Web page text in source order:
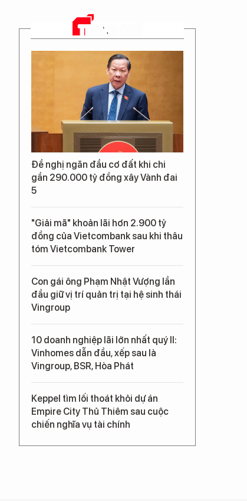
TRANG CHỦ
Đề nghị ngăn đầu cơ đất khi chi
gần 290.000 tỷ đồng xây Vành đai
5
"Giải mã" khoản lãi hơn 2.900 tỷ
đồng của Vietcombank sau khi thâu
tóm Vietcombank Tower
Con gái ông Phạm Nhật Vượng lần
đầu giữ vị trí quản trị tại hệ sinh thái
Vingroup
10 doanh nghiệp lãi lớn nhất quý II:
Vinhomes dẫn đầu, xếp sau là
Vingroup, BSR, Hòa Phát
Keppel tìm lối thoát khỏi dự án
Empire City Thủ Thiêm sau cuộc
chiến nghĩa vụ tài chính